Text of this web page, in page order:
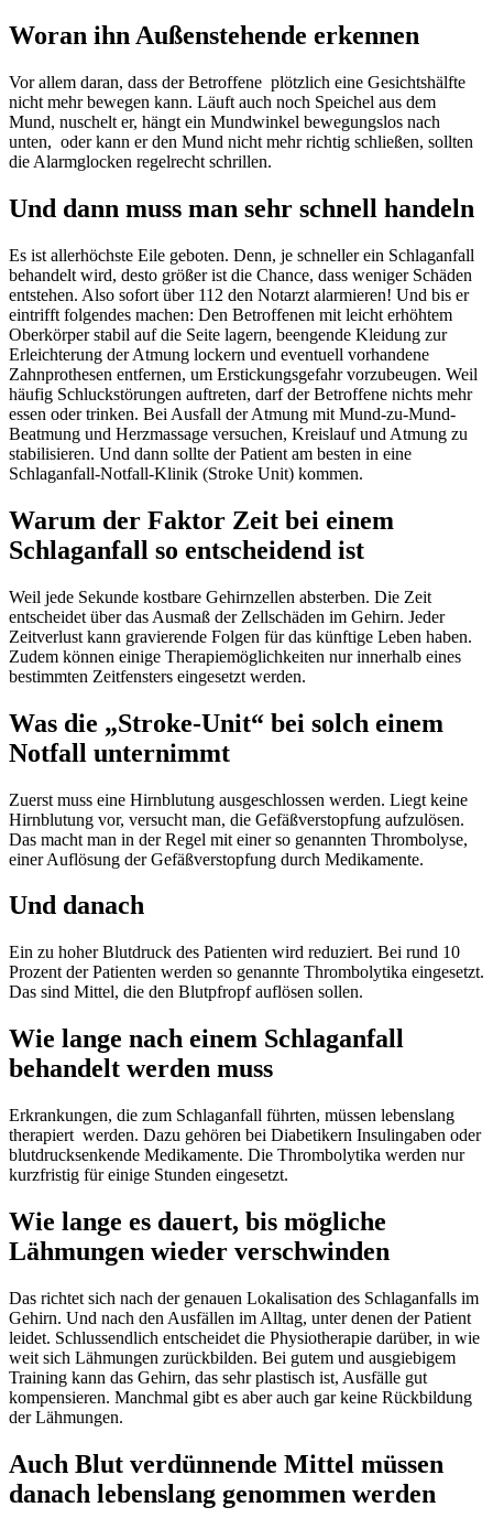
Woran ihn Außenstehende erkennen
Vor allem daran, dass der Betroffene plötzlich eine Gesichtshälfte
nicht mehr bewegen kann. Läuft auch noch Speichel aus dem
Mund, nuschelt er, hängt ein Mundwinkel bewegungslos nach
unten, oder kann er den Mund nicht mehr richtig schließen, sollten
die Alarmglocken regelrecht schrillen.
Und dann muss man sehr schnell handeln
Es ist allerhöchste Eile geboten. Denn, je schneller ein Schlaganfall
behandelt wird, desto größer ist die Chance, dass weniger Schäden
entstehen. Also sofort über 112 den Notarzt alarmieren! Und bis er
eintrifft folgendes machen: Den Betroffenen mit leicht erhöhtem
Oberkörper stabil auf die Seite lagern, beengende Kleidung zur
Erleichterung der Atmung lockern und eventuell vorhandene
Zahnprothesen entfernen, um Erstickungsgefahr vorzubeugen. Weil
häufig Schluckstörungen auftreten, darf der Betroffene nichts mehr
essen oder trinken. Bei Ausfall der Atmung mit Mund-zu-Mund-
Beatmung und Herzmassage versuchen, Kreislauf und Atmung zu
stabilisieren. Und dann sollte der Patient am besten in eine
Schlaganfall-Notfall-Klinik (Stroke Unit) kommen.
Warum der Faktor Zeit bei einem
Schlaganfall so entscheidend ist
Weil jede Sekunde kostbare Gehirnzellen absterben. Die Zeit
entscheidet über das Ausmaß der Zellschäden im Gehirn. Jeder
Zeitverlust kann gravierende Folgen für das künftige Leben haben.
Zudem können einige Therapiemöglichkeiten nur innerhalb eines
bestimmten Zeitfensters eingesetzt werden.
Was die „Stroke-Unit“ bei solch einem
Notfall unternimmt
Zuerst muss eine Hirnblutung ausgeschlossen werden. Liegt keine
Hirnblutung vor, versucht man, die Gefäßverstopfung aufzulösen.
Das macht man in der Regel mit einer so genannten Thrombolyse,
einer Auflösung der Gefäßverstopfung durch Medikamente.
Und danach
Ein zu hoher Blutdruck des Patienten wird reduziert. Bei rund 10
Prozent der Patienten werden so genannte Thrombolytika eingesetzt.
Das sind Mittel, die den Blutpfropf auflösen sollen.
Wie lange nach einem Schlaganfall
behandelt werden muss
Erkrankungen, die zum Schlaganfall führten, müssen lebenslang
therapiert werden. Dazu gehören bei Diabetikern Insulingaben oder
blutdrucksenkende Medikamente. Die Thrombolytika werden nur
kurzfristig für einige Stunden eingesetzt.
Wie lange es dauert, bis mögliche
Lähmungen wieder verschwinden
Das richtet sich nach der genauen Lokalisation des Schlaganfalls im
Gehirn. Und nach den Ausfällen im Alltag, unter denen der Patient
leidet. Schlussendlich entscheidet die Physiotherapie darüber, in wie
weit sich Lähmungen zurückbilden. Bei gutem und ausgiebigem
Training kann das Gehirn, das sehr plastisch ist, Ausfälle gut
kompensieren. Manchmal gibt es aber auch gar keine Rückbildung
der Lähmungen.
Auch Blut verdünnende Mittel müssen
danach lebenslang genommen werden